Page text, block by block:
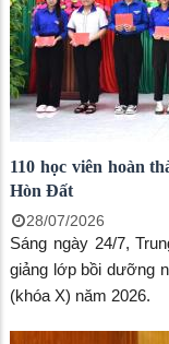
110 học viên hoàn
Hòn Đất
28/07/2026
Sáng ngày 24/7,
giảng lớp bồi dưỡng
(khóa X) năm 2026.